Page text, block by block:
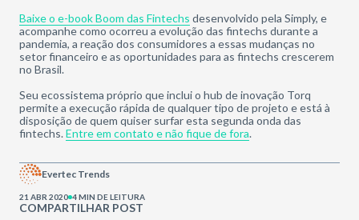
Baixe o e-book Boom das Fintechs desenvolvido pela Simply, e
acompanhe como ocorreu a evolução das fintechs durante a
pandemia, a reação dos consumidores a essas mudanças no
setor financeiro e as oportunidades para as fintechs crescerem
no Brasil.
Seu ecossistema próprio que inclui o hub de inovação Torq
permite a execução rápida de qualquer tipo de projeto e está à
disposição de quem quiser surfar esta segunda onda das
fintechs.Entre em contato e não fique de fora.
COMPARTILHAR POST
Evertec Trends
21 ABR 2020 4 MIN DE LEITURA